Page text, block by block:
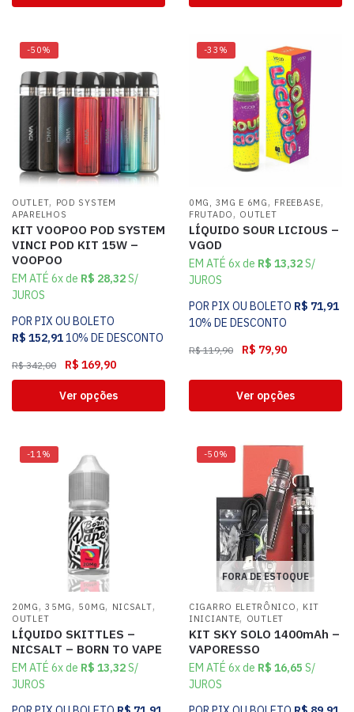
-50%
OUTLET, POD SYSTEM
APARELHOS
KIT VOOPOO POD SYSTEM
VINCI POD KIT 15W –
VOOPOO
EM ATÉ 6x de R$ 28,32S/
JUROS
POR PIX OU BOLETO
R$ 152,9110% DE DESCONTO
R$342,00 R$ 169,90
Ver opções
-33%
0MG, 3MG E 6MG , FREEBASE,
FRUTADO , OUTLET
LÍQUIDO SOUR LICIOUS –
VGOD
EM ATÉ 6x de R$ 13,32S/
JUROS
POR PIX OU BOLETO R$ 71,91
10% DE DESCONTO
R$119,90 R$ 79,90
Ver opções
-11%
20MG ,35MG , 50MG, NICSALT,
OUTLET
LÍQUIDO SKITTLES –
NICSALT – BORN TO VAPE
EM ATÉ 6x de R$ 13,32S/
JUROS
-50%
FORA DE ESTOQUE
CIGARRO ELETRÔNICO , KIT
INICIANTE, OUTLET
KIT SKY SOLO 1400mAh –
VAPORESSO
EM ATÉ 6x de R$ 16,65 S/
JUROS